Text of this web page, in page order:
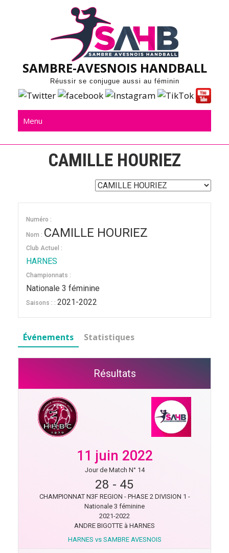
SAMBRE-AVESNOIS HANDBALL
Réussir se conjugue aussi au féminin
Menu
CAMILLE HOURIEZ
Numéro :
Nom : CAMILLE HOURIEZ
Club Actuel :
HARNES
Championnats :
Nationale 3 féminine
Saisons : : 2021-2022
Événements Statistiques
Résultats
11 juin 2022
Jour de Match N° 14
28 - 45
CHAMPIONNAT N3F REGION - PHASE 2 DIVISION 1 -
Nationale 3 féminine
2021-2022
ANDRE BIGOTTE à HARNES
HARNES vs SAMBRE AVESNOIS